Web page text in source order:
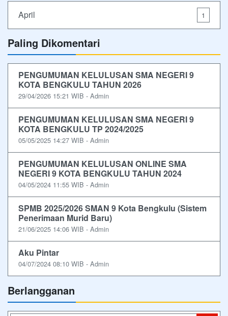
April 1
Paling Dikomentari
PENGUMUMAN KELULUSAN SMA NEGERI 9
KOTA BENGKULU TAHUN 2026
29/04/2026 15:21 WIB - Admin
PENGUMUMAN KELULUSAN SMA NEGERI 9
KOTA BENGKULU TP 2024/2025
05/05/2025 14:27 WIB - Admin
PENGUMUMAN KELULUSAN ONLINE SMA
NEGERI 9 KOTA BENGKULU TAHUN 2024
04/05/2024 11:55 WIB - Admin
SPMB 2025/2026 SMAN 9 Kota Bengkulu (Sistem
Penerimaan Murid Baru)
21/06/2025 14:06 WIB - Admin
Aku Pintar
04/07/2024 08:10 WIB - Admin
Berlangganan